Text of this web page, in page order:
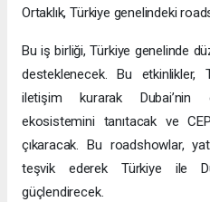
Ortaklık, Türkiye genelindeki
Bu iş birliği, Türkiye genelinde
desteklenecek. Bu etkinlikler,
iletişim kurarak Dubai’nin
ekosistemini tanıtacak ve
çıkaracak. Bu roadshowlar,
teşvik ederek Türkiye ile
güçlendirecek.